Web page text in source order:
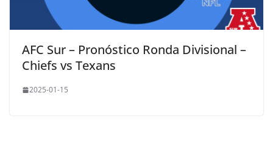
AFC Sur – Pronóstico Ronda Divisional –
Chiefs vs Texans
2025-01-15